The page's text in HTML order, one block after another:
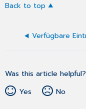
Back to top
Was this article helpful?
Yes
No